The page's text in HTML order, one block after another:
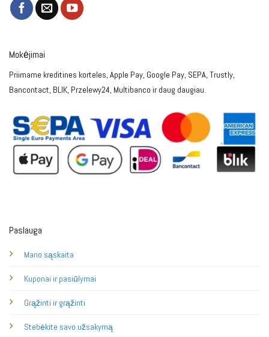
Paslauga
Mano sąskaita
Kuponai ir pasiūlymai
Grąžinti ir grąžinti
Stebėkite savo užsakymą
Mokėjimai
Priimame kreditines korteles, Apple Pay, Google Pay, SEPA, Trustly,
Bancontact, BLIK, Przelewy24, Multibanco ir daug daugiau.